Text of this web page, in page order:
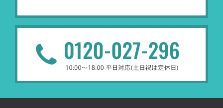
（開示対象個人情報）
契約した小売店より委託された